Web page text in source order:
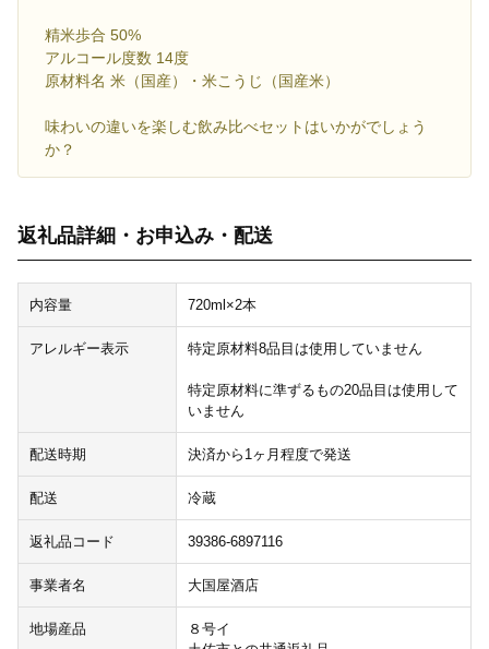
精米歩合 50%
アルコール度数 14度
原材料名 米（国産）・米こうじ（国産米）
味わいの違いを楽しむ飲み比べセットはいかがでしょう
か？
返礼品詳細・お申込み・配送
内容量 720ml×2本
アレルギー表示 特定原材料8品目は使用していません
特定原材料に準ずるもの20品目は使用して
いません
配送時期 決済から1ヶ月程度で発送
配送 冷蔵
返礼品コード 39386-6897116
事業者名 大国屋酒店
地場産品
８号イ